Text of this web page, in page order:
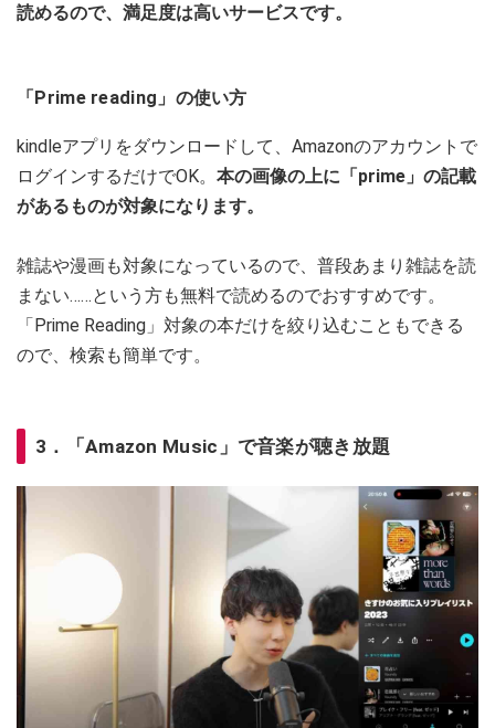
読めるので、満足度は高いサービスです。
「Prime reading」の使い方
kindleアプリをダウンロードして、Amazonのアカウントで
ログインするだけでOK。 本の画像の上に「prime」の記載
があるものが対象になります。
雑誌や漫画も対象になっているので、普段あまり雑誌を読
まない……という方も無料で読めるのでおすすめです。
「Prime Reading」対象の本だけを絞り込むこともできる
ので、検索も簡単です。
3．「Amazon Music」で音楽が聴き放題